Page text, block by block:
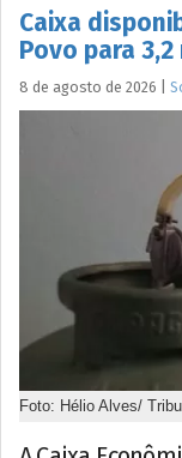
Caixa
Povo para
8 de agosto de 2026
Foto: Hélio Alves/